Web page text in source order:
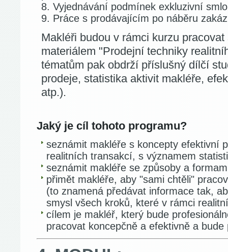
Vyjednávání podmínek exkluzivní
Práce s prodávajícím po náběru
Makléři budou v rámci kurzu
materiálem "Prodejní techniky
tématům pak obdrží příslušný dílčí
prodeje, statistika aktivit makléře,
atp.).
Jaký je cíl tohoto programu?
seznámit makléře s koncepty efektivní
realitních transakcí, s významem
seznámit makléře se způsoby a
přimět makléře, aby "sami chtěli"
(to znamená předávat informace tak,
smysl všech kroků, které v rámci
cílem je makléř, který bude
pracovat koncepčně a efektivně a